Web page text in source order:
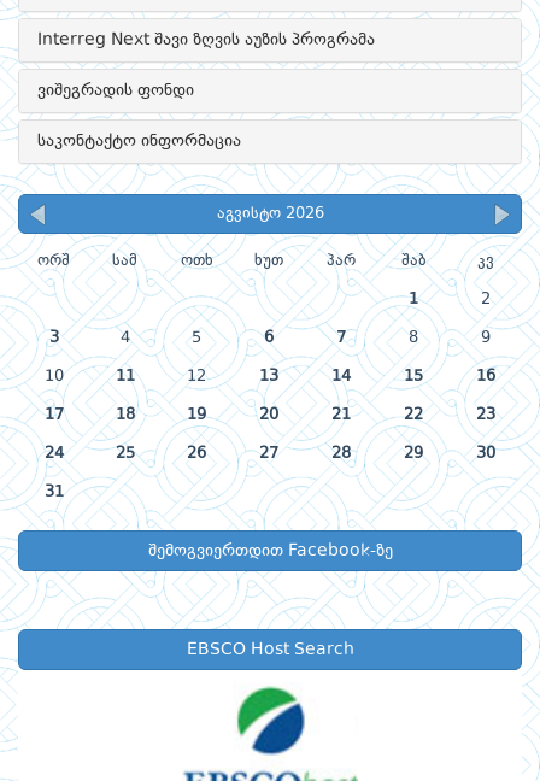
Interreg Next შავი ზღვის აუზის პროგრამა
ვიშეგრადის ფონდი
საკონტაქტო ინფორმაცია
აგვისტო 2026
ორშ სამ ოთხ ხუთ პარ შაბ კვ
1 2
3 4 5 6 7 8 9
10 11 12 13 14 15 16
17 18 19 20 21 22 23
24 25 26 27 28 29 30
31
შემოგვიერთდით Facebook-ზე
EBSCO Host Search